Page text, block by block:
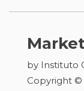
by Instituto
Copyright ©